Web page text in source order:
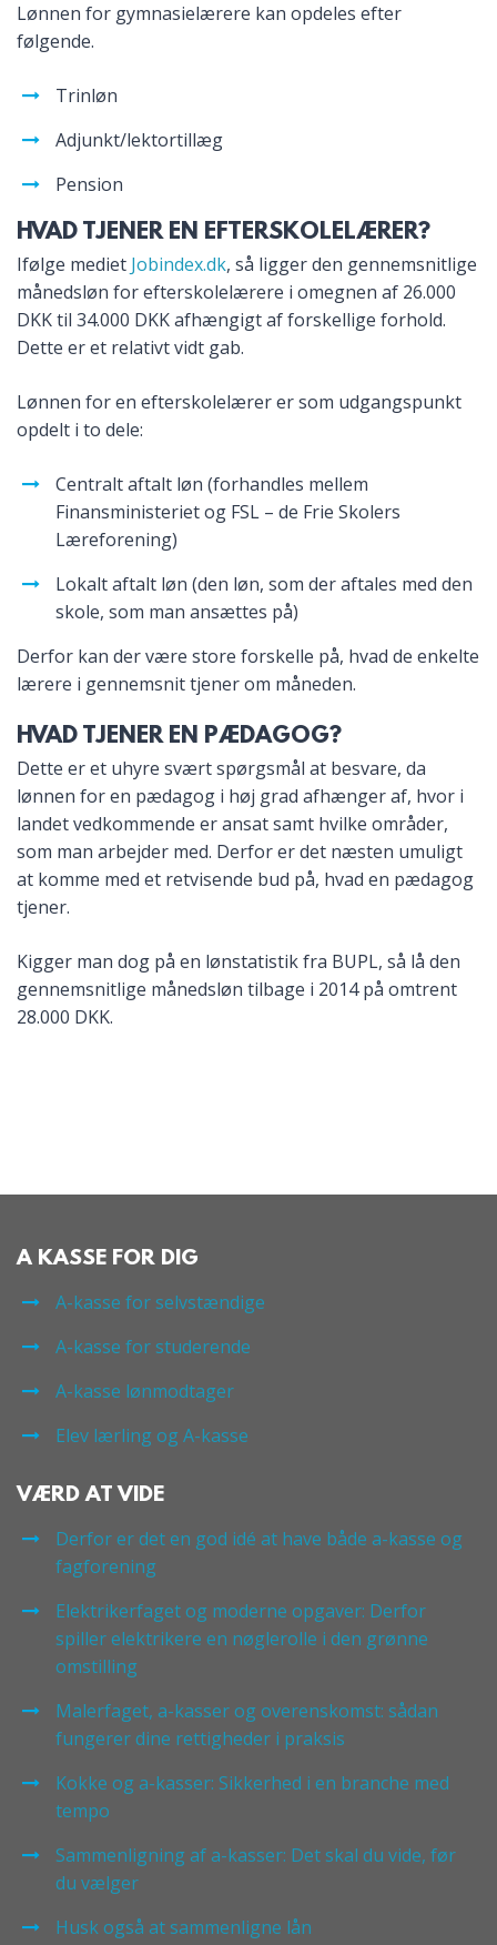
Lønnen for gymnasielærere kan opdeles efter
følgende.
Trinløn
Adjunkt/lektortillæg
Pension
HVAD TJENER EN EFTERSKOLELÆRER?
Ifølge mediet Jobindex.dk, så ligger den gennemsnitlige
månedsløn for efterskolelærere i omegnen af 26.000
DKK til 34.000 DKK afhængigt af forskellige forhold.
Dette er et relativt vidt gab.
Lønnen for en efterskolelærer er som udgangspunkt
opdelt i to dele:
Centralt aftalt løn (forhandles mellem
Finansministeriet og FSL – de Frie Skolers
Læreforening)
Lokalt aftalt løn (den løn, som der aftales med den
skole, som man ansættes på)
Derfor kan der være store forskelle på, hvad de enkelte
lærere i gennemsnit tjener om måneden.
HVAD TJENER EN PÆDAGOG?
Dette er et uhyre svært spørgsmål at besvare, da
lønnen for en pædagog i høj grad afhænger af, hvor i
landet vedkommende er ansat samt hvilke områder,
som man arbejder med. Derfor er det næsten umuligt
at komme med et retvisende bud på, hvad en pædagog
tjener.
Kigger man dog på en lønstatistik fra BUPL, så lå den
gennemsnitlige månedsløn tilbage i 2014 på omtrent
28.000 DKK.
A KASSE FOR DIG
A-kasse for selvstændige
A-kasse for studerende
A-kasse lønmodtager
Elev lærling og A-kasse
VÆRD AT VIDE
Derfor er det en god idé at have både a-kasse og
fagforening
Elektrikerfaget og moderne opgaver: Derfor
spiller elektrikere en nøglerolle i den grønne
omstilling
Malerfaget, a-kasser og overenskomst: sådan
fungerer dine rettigheder i praksis
Kokke og a-kasser: Sikkerhed i en branche med
tempo
Sammenligning af a-kasser: Det skal du vide, før
du vælger
Husk også at sammenligne lån